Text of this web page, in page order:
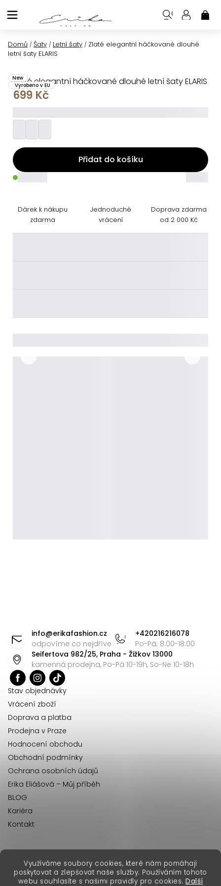
Využíváme soubory cookies, které nám pomáhají
poskytovat a zlepšovat naše služby. Používáním tohoto
webu souhlasíte s našimi pravidly pro cookies. Další
na
Domů / Šaty / Letní šaty / Zlaté elegantní háčkované dlouhé
letní šaty ELARIS
Zlaté elegantní háčkované dlouhé letní šaty ELARIS
New
Vyrobeno v EU
699 Kč
Přidat do košíku
Dárek k nákupu
zdarma
Jednoduché
vrácení
Doprava zdarma
od 2 000 Kč
info@erikafashion.cz
odpovíme co nejdříve
+420216216078
Po-Pá: 8:00-18:00
Seifertova 982/25, Praha - Žižkov 13000
kamenná prodejna, Po-Pá 10-19h, So-Ne 10-18h
Stav objednávky
Vrácení zboží
Doprava a platba
Prodejna v Praze
Hodnocení obchodu
Obchodní podmínky
Ochrana osobních údajů
Erika Eliášová – Můj příběh
BLOG
Kariéra
Kontakt
Copyright 2026Erika Fashion. Všechna práva vyhrazena.
erikafashion.sk